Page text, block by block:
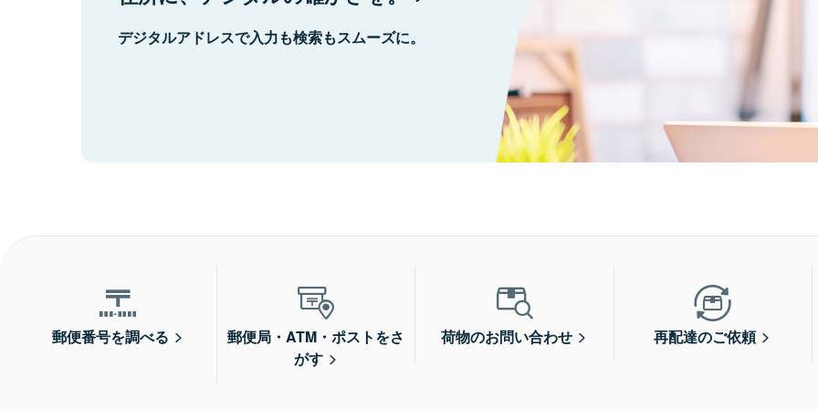
デジタルアドレスで入力も検索もスムーズに。
郵便番号を調べる
郵便局・ATM・ポストをさ
がす
荷物のお問い合わせ 再配達のご依頼